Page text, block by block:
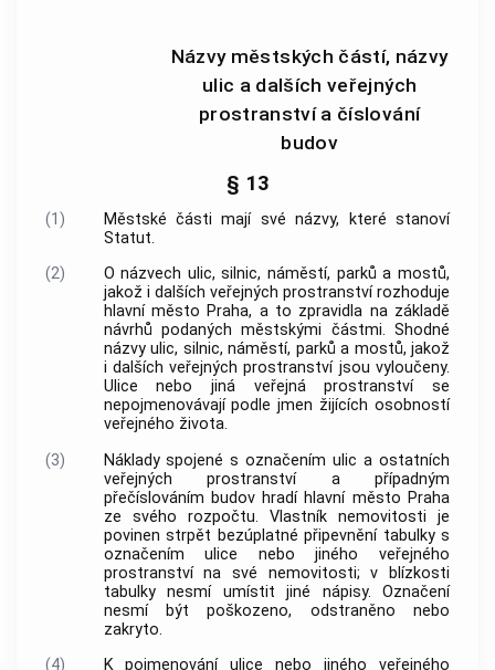
Názvy městských částí, názvy
ulic a dalších veřejných
prostranství a číslování
budov
§ 13
(1)
Městské části mají své názvy, které stanoví
Statut.
(2)
O názvech ulic, silnic, náměstí, parků a mostů,
jakož i dalších veřejných prostranstvírozhoduje
hlavní město Praha, a to zpravidla na základě
návrhů podaných městskými částmi. Shodné
názvy ulic, silnic, náměstí, parků a mostů, jakož
i dalšíchveřejných prostranství jsou vyloučeny.
Ulice nebo jiná veřejná prostranství se
nepojmenovávají podle jmen žijících osobností
veřejného života.
(3)
Náklady spojené s označením ulic a ostatních
veřejných prostranstvía případným
přečíslováním budov hradí hlavní město Praha
ze svého rozpočtu. Vlastník nemovitosti je
povinen strpět bezúplatné připevnění tabulky s
označením ulice nebo jiného veřejného
prostranstvína své nemovitosti; v blízkosti
tabulky nesmí umístit jiné nápisy. Označení
nesmí být poškozeno, odstraněno nebo
zakryto.
(4)
K pojmenování ulice nebo jiného veřejného